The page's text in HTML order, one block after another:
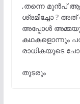
,തന്നെ മുൻപ്
ശ്രമിച്ചോ ? അത്
അപ്പോൾ
കഥകളൊന്നും
രാധികയുടെ
തുടരും